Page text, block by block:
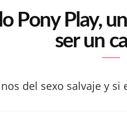
Pony Play,
ser un
del sexo salvaje y si